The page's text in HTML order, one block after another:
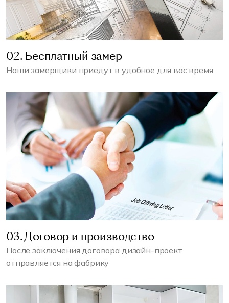
02. Бесплатный замер
Наши замерщики приедут в удобное для вас время
03. Договор и производство
После заключения договора дизайн-проект
отправляется на фабрику